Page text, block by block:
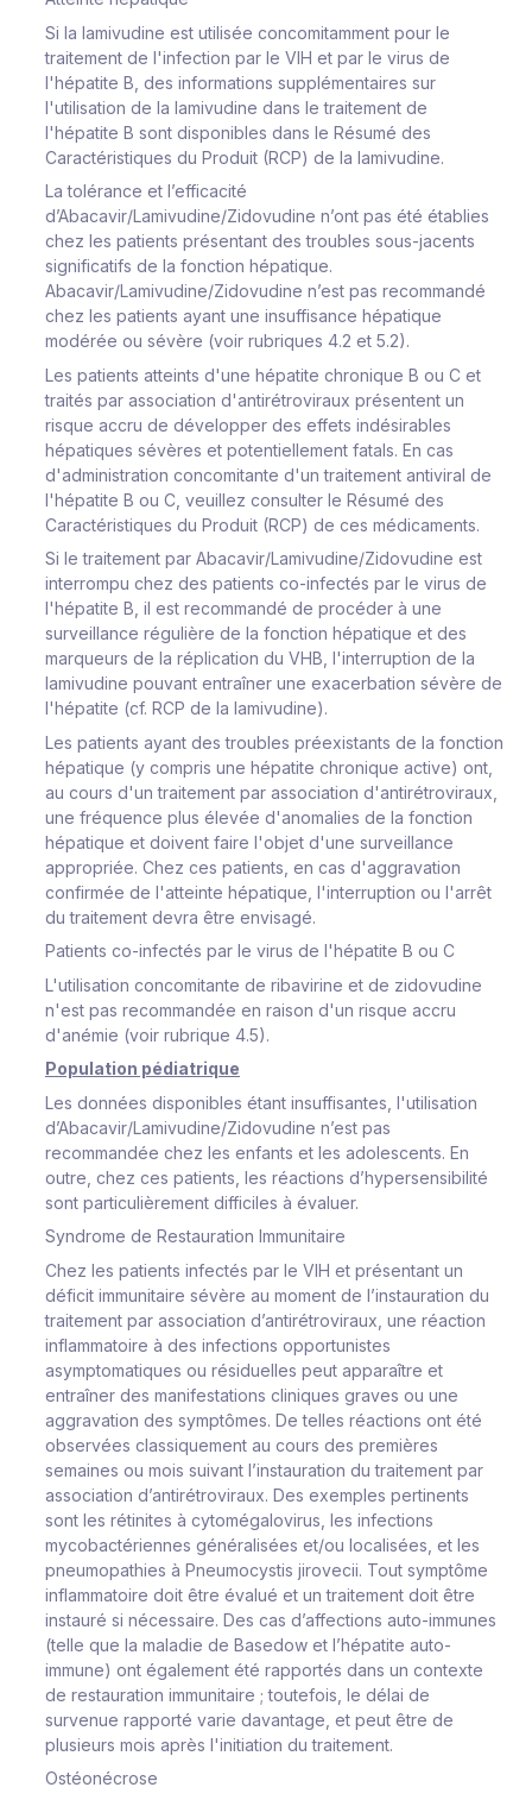
Si la lamivudine est utilisée concomitamment pour le
traitement de l'infection par le VIH et par le virus de
l'hépatite B, des informations supplémentaires sur
l'utilisation de la lamivudine dans le traitement de
l'hépatite B sont disponibles dans le Résumé des
Caractéristiques du Produit (RCP) de la lamivudine.
La tolérance et l’efficacité
d’Abacavir/Lamivudine/Zidovudine n’ont pas été établies
chez les patients présentant des troubles sous-jacents
significatifs de la fonction hépatique.
Abacavir/Lamivudine/Zidovudine n’est pas recommandé
chez les patients ayant une insuffisance hépatique
modérée ou sévère (voir rubriques 4.2 et 5.2).
Les patients atteints d'une hépatite chronique B ou C et
traités par association d'antirétroviraux présentent un
risque accru de développer des effets indésirables
hépatiques sévères et potentiellement fatals. En cas
d'administration concomitante d'un traitement antiviral de
l'hépatite B ou C, veuillez consulter le Résumé des
Caractéristiques du Produit (RCP) de ces médicaments.
Si le traitement par Abacavir/Lamivudine/Zidovudine est
interrompu chez des patients co-infectés par le virus de
l'hépatite B, il est recommandé de procéder à une
surveillance régulière de la fonction hépatique et des
marqueurs de la réplication du VHB, l'interruption de la
lamivudine pouvant entraîner une exacerbation sévère de
l'hépatite (cf. RCP de la lamivudine).
Les patients ayant des troubles préexistants de la fonction
hépatique (y compris une hépatite chronique active) ont,
au cours d'un traitement par association d'antirétroviraux,
une fréquence plus élevée d'anomalies de la fonction
hépatique et doivent faire l'objet d'une surveillance
appropriée. Chez ces patients, en cas d'aggravation
confirmée de l'atteinte hépatique, l'interruption ou l'arrêt
du traitement devra être envisagé.
Patients co-infectés par le virus de l'hépatite B ou C
L'utilisation concomitante de ribavirine et de zidovudine
n'est pas recommandée en raison d'un risque accru
d'anémie (voir rubrique 4.5).
Population pédiatrique
Les données disponibles étant insuffisantes, l'utilisation
d’Abacavir/Lamivudine/Zidovudine n’est pas
recommandée chez les enfants et les adolescents. En
outre, chez ces patients, les réactions d’hypersensibilité
sont particulièrement difficiles à évaluer.
Syndrome de Restauration Immunitaire
Chez les patients infectés par le VIH et présentant un
déficit immunitaire sévère au moment de l’instauration du
traitement par association d’antirétroviraux, une réaction
inflammatoire à des infections opportunistes
asymptomatiques ou résiduelles peut apparaître et
entraîner des manifestations cliniques graves ou une
aggravation des symptômes. De telles réactions ont été
observées classiquement au cours des premières
semaines ou mois suivant l’instauration du traitement par
association d’antirétroviraux. Des exemples pertinents
sont les rétinites à cytomégalovirus, les infections
mycobactériennes généralisées et/ou localisées, et les
pneumopathies à Pneumocystis jirovecii. Tout symptôme
inflammatoire doit être évalué et un traitement doit être
instauré si nécessaire. Des cas d’affections auto-immunes
(telle que la maladie de Basedow et l’hépatite auto-
immune) ont également été rapportés dans un contexte
de restauration immunitaire ; toutefois, le délai de
survenue rapporté varie davantage, et peut être de
plusieurs mois après l'initiation du traitement.
Ostéonécrose